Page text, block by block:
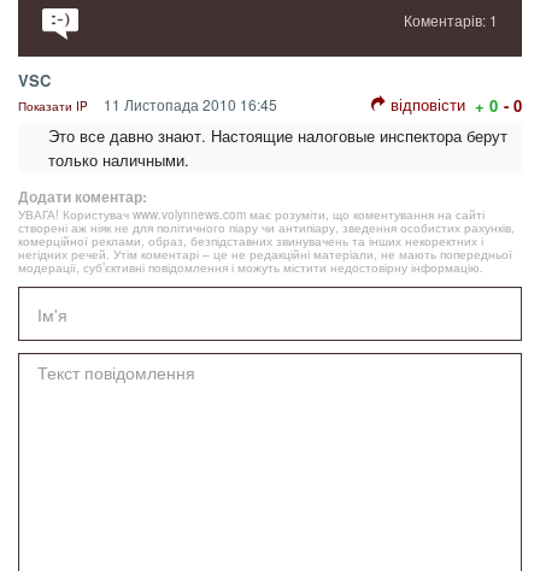
Коментарів: 1
VSC
Показати IP 11 Листопада 2010 16:45 відповісти + 0 - 0
Это все давно знают. Настоящие налоговые инспектора берут
только наличными.
Додати коментар:
УВАГА! Користувач www.volynnews.com має розуміти, що коментування на сайті
створені аж ніяк не для політичного піару чи антипіару, зведення особистих рахунків,
комерційної реклами, образ, безпідставних звинувачень та інших некоректних і
негідних речей. Утім коментарі – це не редакційні матеріали, не мають попередньої
модерації, суб’єктивні повідомлення і можуть містити недостовірну інформацію.